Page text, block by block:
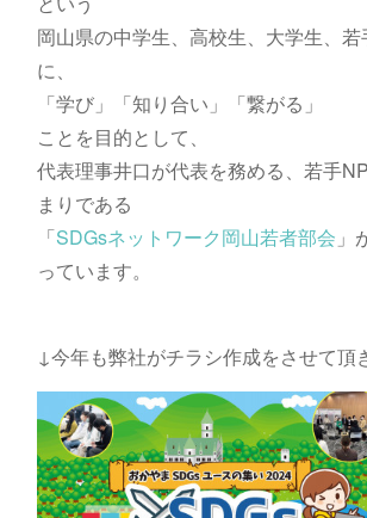
岡山県の中学生、高校生、大学生、
に、
「学び」「知り合い」「繋がる」
ことを目的として、
代表理事井口が代表を務める、若手
まりである
「SDGsネットワーク岡山若者部会 」
っています。
↓今年も弊社がチラシ作成をさせて頂